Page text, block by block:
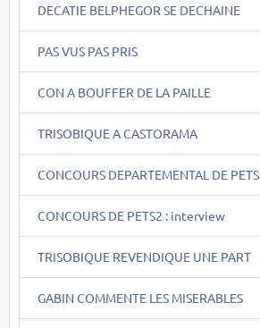
DECATIE BELPHEGOR SE DECHAINE
PAS VUS PAS PRIS
CON A BOUFFER DE LA PAILLE
TRISOBIQUE A CASTORAMA
CONCOURS DEPARTEMENTAL DE PETS
CONCOURS DE PETS2 : interview
TRISOBIQUE REVENDIQUE UNE PART
GABIN COMMENTE LES MISERABLES